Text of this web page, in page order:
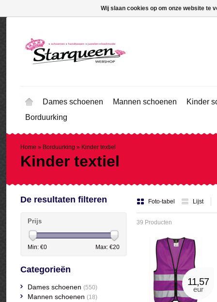
Dames schoenen Mannen schoenen
Kinder
Borduurking
Home » Borduurking » Kinder textiel
Kinder textiel
Foto-tabel Lijst
39 Producten
11,57
eur
De resultaten filteren
Prijs
Min: €0 Max: €20
Categorieën
Dames schoenen (550)
Mannen schoenen (18)
Wij slaan cookies op om onze website te